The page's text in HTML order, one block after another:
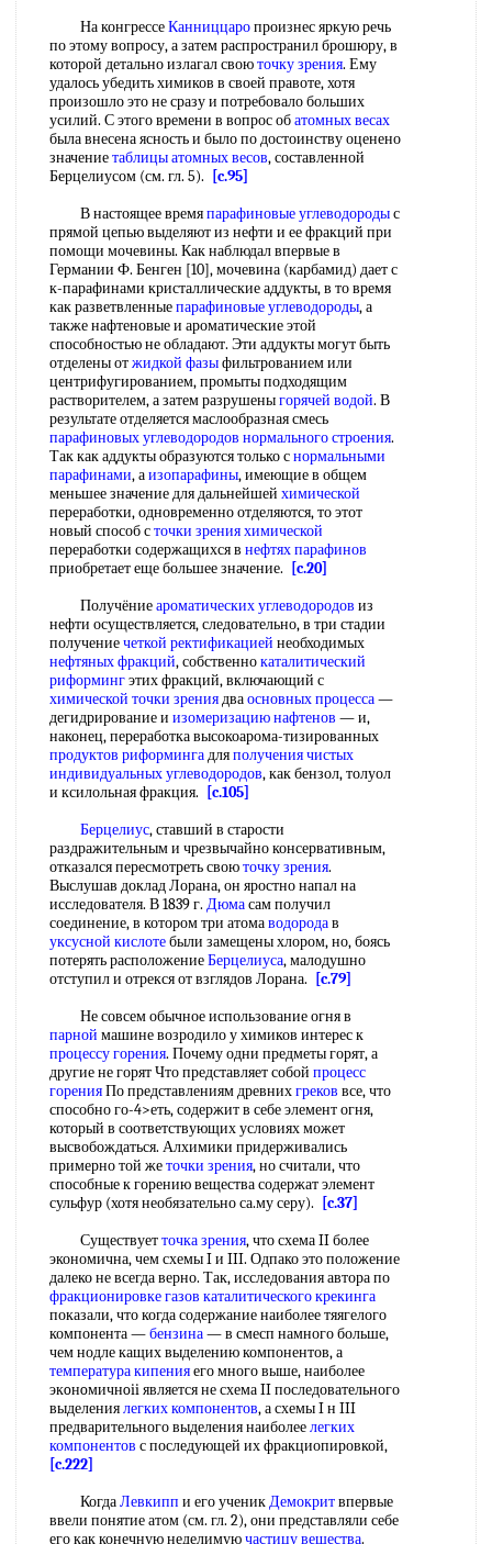
На конгрессеКанниццаропроизнес яркую речь
по этому вопросу, а затем распространил брошюру, в
которой детально излагал своюточку зрения. Ему
удалось убедить химиков в своей правоте, хотя
произошло это не сразу и потребовало больших
усилий. С этого времени в вопрос обатомных весах
была внесена ясность и было по достоинству оценено
значениетаблицы атомных весов, составленной
Берцелиусом (см. гл. 5).
[c.95]
В настоящее времяпарафиновые углеводородыс
прямой цепью выделяют из нефти и ее фракций при
помощи мочевины. Как наблюдал впервые в
Германии Ф. Бенген [10], мочевина (карбамид) дает с
к-парафинами кристаллические аддукты, в то время
как разветвленныепарафиновые углеводороды, а
также нафтеновые и ароматические этой
способностью не обладают. Эти аддукты могут быть
отделены отжидкой фазыфильтрованием или
центрифугированием, промыты подходящим
растворителем, а затем разрушеныгорячей водой. В
результате отделяется маслообразная смесь
парафиновых углеводородов нормального строения.
Так как аддукты образуются только снормальными
парафинами, аизопарафины, имеющие в общем
меньшее значение для дальнейшей химической
переработки, одновременно отделяются, то этот
новый способ сточки зренияхимической
переработки содержащихся в нефтях парафинов
приобретает еще большее значение.
[c.20]
Получёниеароматических углеводородов из
нефти осуществляется, следовательно, в три стадии
получениечеткой ректификацией необходимых
нефтяных фракций, собственнокаталитический
риформингэтих фракций, включающий с
химической точки зрениядваосновных процесса—
дегидрирование и изомеризацию нафтенов — и,
наконец, переработка высокоарома-тизированных
продуктов риформингадляполучения чистых
индивидуальных углеводородов, как бензол, толуол
и ксилольная фракция.
[c.105]
Берцелиус, ставший в старости
раздражительным и чрезвычайно консервативным,
отказался пересмотреть своюточку зрения.
Выслушав доклад Лорана, он яростно напал на
исследователя. В 1839 г. Дюмасам получил
соединение, в котором три атомаводородав
уксусной кислотебыли замещены хлором, но, боясь
потерять расположениеБерцелиуса, малодушно
отступил и отрекся от взглядов Лорана.
[c.79]
Не совсем обычное использование огня в
парной машине возродило у химиков интерес к
процессу горения. Почему одни предметы горят, а
другие не горят Что представляет собой процесс
горенияПо представлениям древнихгреков все, что
способно го-4>еть, содержит в себе элемент огня,
который в соответствующих условиях может
высвобождаться. Алхимики придерживались
примерно той жеточки зрения, но считали, что
способные к горению вещества содержат элемент
сульфур (хотя необязательно са.му серу).
[c.37]
Существуетточка зрения, что схема II более
экономична, чем схемы I и III. Одпако это положение
далеко не всегда верно. Так, исследования автора по
фракционировкегазов каталитического крекинга
показали, что когда содержание наиболее тяягелого
компонента —бензина— в смесп намного больше,
чем нодле кащих выделению компонентов, а
температура кипенияего много выше, наиболее
экoнoмичнoii является не схема II последовательного
выделениялегких компонентов, а схемы I н III
предварительного выделения наиболеелегких
компонентов с последующей их фракциопировкой,
[c.222]
КогдаЛевкипп и его ученикДемокритвпервые
ввели понятие атом (см. гл. 2), они представляли себе
его как конечную неделимуючастицу вещества.